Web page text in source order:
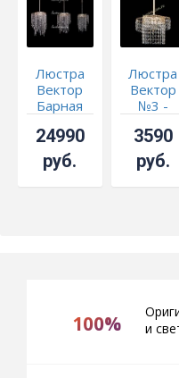
Люстра
Вектор
Барная
24990
руб.
Люстра
Вектор
№3 -
3590
руб.
100%
и